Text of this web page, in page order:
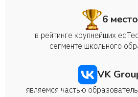
6 место
в рейтинге крупнейших
сегменте школьного
VK
являемся частью